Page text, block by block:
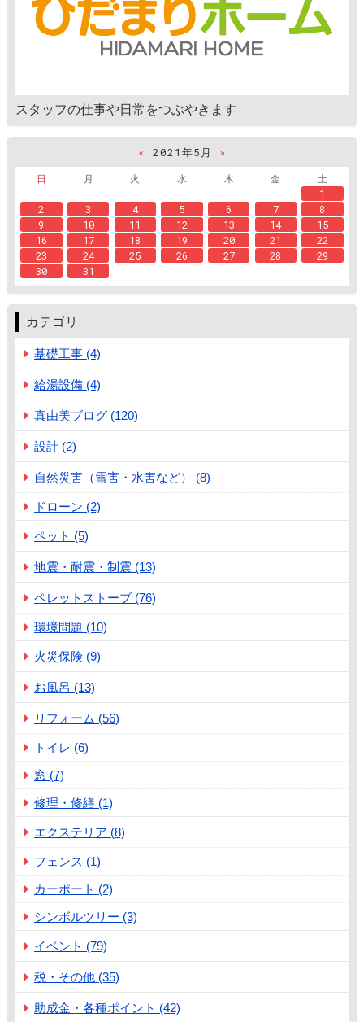
スタッフの仕事や日常をつぶやきます
« 2021年5月
»
日
月 火 水 木 金
土
1
2
3 4 5 6 7
8
9
10 11 12 13 14
15
16
17 18 19 20 21
22
23
24 25 26 27 28
29
30
31
カテゴリ
基礎工事 (4)
給湯設備 (4)
真由美ブログ (120)
設計 (2)
自然災害（雪害・水害など） (8)
ドローン (2)
ペット (5)
地震・耐震・制震 (13)
ペレットストーブ (76)
環境問題 (10)
火災保険 (9)
お風呂 (13)
リフォーム (56)
トイレ (6)
窓 (7)
修理・修繕 (1)
エクステリア (8)
フェンス (1)
カーポート (2)
シンボルツリー (3)
イベント (79)
税・その他 (35)
助成金・各種ポイント (42)